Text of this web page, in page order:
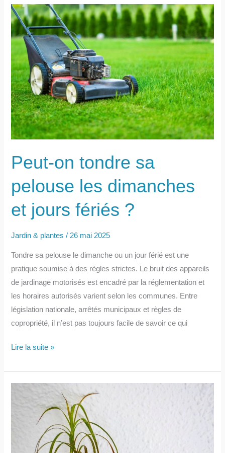
jade
est
malade
causes
et
solutions
Peut-on tondre sa
pelouse les dimanches
et jours fériés ?
Jardin & plantes / 26 mai 2025
Tondre sa pelouse le dimanche ou un jour férié est une
pratique soumise à des règles strictes. Le bruit des appareils
de jardinage motorisés est encadré par la réglementation et
les horaires autorisés varient selon les communes. Entre
législation nationale, arrêtés municipaux et règles de
copropriété, il n’est pas toujours facile de savoir ce qui
Peut-
tondre
dimanches
Lire la suite »